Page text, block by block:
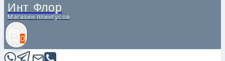
Инт Флор
Магазин плинтусов
0